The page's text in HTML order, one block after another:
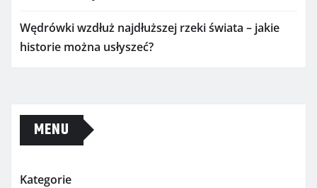
Wędrówki wzdłuż najdłuższej rzeki świata – jakie
historie można usłyszeć?
MENU
Kategorie